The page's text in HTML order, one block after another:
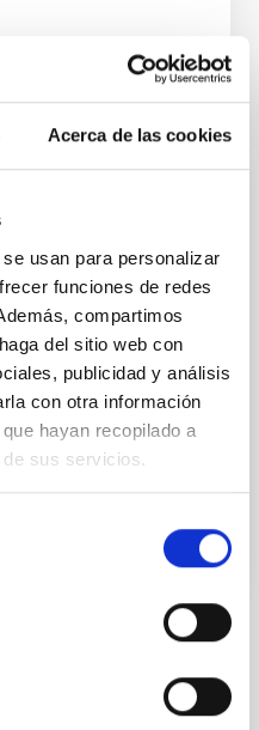
Acerca de las cookies
usan para personalizar
funciones de redes
compartimos
del sitio web con
publicidad y análisis
con otra información
hayan recopilado a
sus servicios.
LA PALMA) - FIJO
para el ingreso, como
de trabajo con la
a Mantenimiento
y que tendrá